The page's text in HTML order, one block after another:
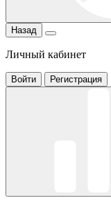
Назад
Личный кабинет
Войти Регистрация